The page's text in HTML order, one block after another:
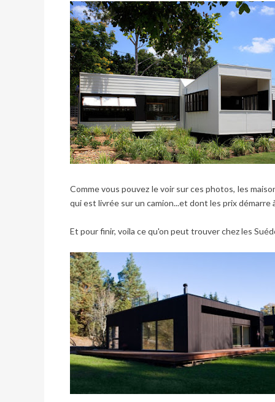
Comme vous pouvez le voir sur ces photos, les
qui est livrée sur un camion...et dont les prix
Et pour finir, voila ce qu'on peut trouver chez les